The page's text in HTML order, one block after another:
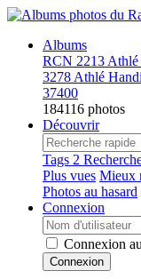
Albums
RCN 2213 Athlé
3278 Athlé
37400
184116 photos
Découvrir
Tags 2
Plus vues Mieux
Photos au hasard
Connexion
Connexion
Connexion